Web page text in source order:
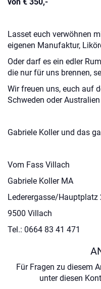
Lasset euch verwöhnen
eigenen Manufaktur,
Oder darf es ein edler
die nur für uns brennen,
Wir freuen uns, euch auf
Schweden oder
Gabriele Koller und das
Vom Fass Villach
Gabriele Koller MA
Lederergasse/Hauptplatz
9500 Villach
Tel.: 0664 83 41 471
Für Fragen zu diesem
unter diesen